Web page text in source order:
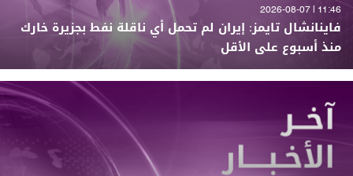
11:46 | 2026-08-07
فاينانشال تايمز: إيران لم تحمل أي ناقلة نفط بجزيرة خارك
منذ أسبوع على الأقل